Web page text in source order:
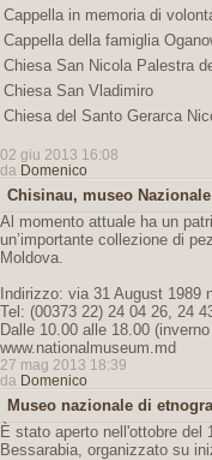
Cappella in memoria di
Cappella della famiglia
Chiesa San Nicola Palestra
Chiesa San Vladimiro
Chiesa del Santo Gerarca
02 giu 2013 16:08
da Domenico
Chisinau, museo
Al momento attuale ha un
un’importante collezione di
Moldova.
Indirizzo: via 31 August 1989
Tel: (00373 22) 24 04 26, 24
Dalle 10.00 alle 18.00
www.nationalmuseum.md
27 mag 2013 18:39
da Domenico
Museo nazionale di
È stato aperto nell'ottobre del
Bessarabia, organizzato su